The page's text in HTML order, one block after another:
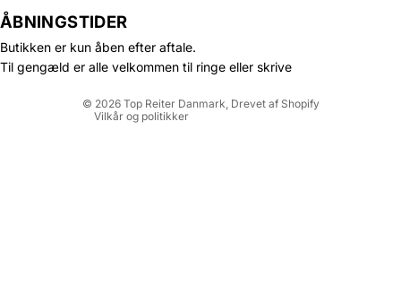
ÅBNINGSTIDER
Butikken er kun åben efter aftale.
Til gengæld er alle velkommen til ringe eller skrive
© 2026 Top Reiter Danmark , Drevet af Shopify
Vilkår og politikker
Leveringspolitik
Kontaktinformation